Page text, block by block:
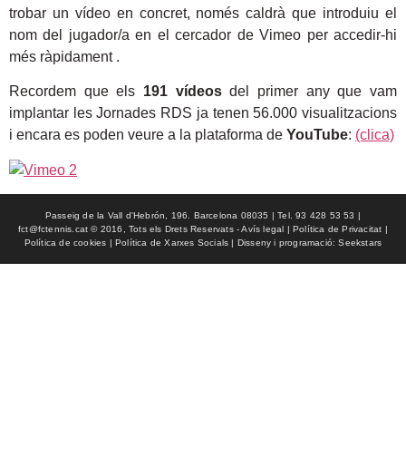
trobar un vídeo en concret, només caldrà que introduiu el
nom del jugador/a en el cercador de Vimeo per accedir-hi
més ràpidament .
Recordem que els 191 vídeosdel primer any que vam
implantar les Jornades RDS ja tenen 56.000 visualitzacions
i encara es poden veure a la plataforma de YouTube: (clica)
Passeig de la Vall d'Hebrón, 196. Barcelona 08035 | Tel. 93 428 53 53 |
fct@fctennis.cat © 2016, Tots els Drets Reservats - Avís legal | Política de Privacitat |
Política de cookies | Política de Xarxes Socials | Disseny i programació: Seekstars